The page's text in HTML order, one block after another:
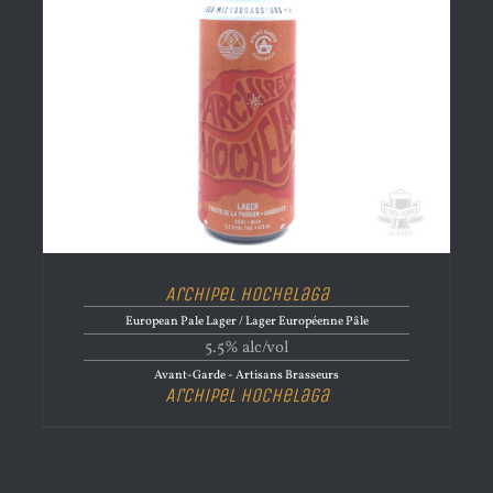
Archipel Hochelaga
European Pale Lager / Lager Européenne Pâle
5.5% alc/vol
Avant-Garde - Artisans Brasseurs
Archipel Hochelaga